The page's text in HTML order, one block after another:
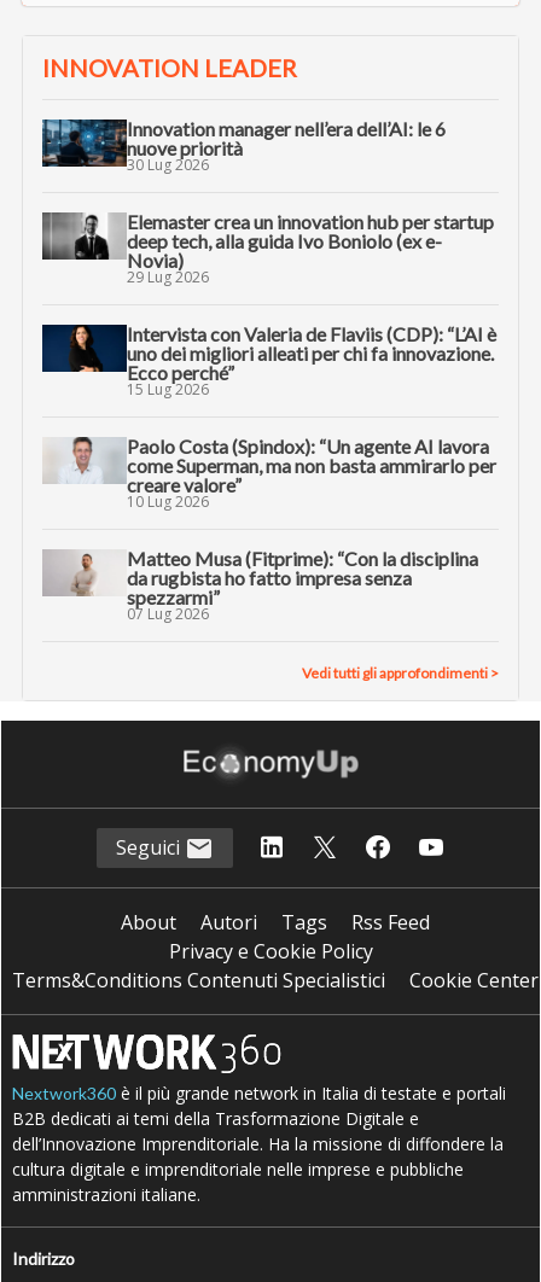
INNOVATION LEADER
Innovation manager nell’era dell’AI: le 6
nuove priorità
30 Lug 2026
Elemaster crea un innovation hub per startup
deep tech, alla guida Ivo Boniolo (ex e-
Novia)
29 Lug 2026
Intervista con Valeria de Flaviis (CDP): “L’AI è
uno dei migliori alleati per chi fa innovazione.
Ecco perché”
15 Lug 2026
Paolo Costa (Spindox): “Un agente AI lavora
come Superman, ma non basta ammirarlo per
creare valore”
10 Lug 2026
Matteo Musa (Fitprime): “Con la disciplina
da rugbista ho fatto impresa senza
spezzarmi”
07 Lug 2026
Vedi tutti gli approfondimenti >
Seguici
About Autori Tags
Rss Feed
Privacy e Cookie Policy
Terms&Conditions Contenuti Specialistici
Cookie Center
Nextwork360 è il più grande network in Italia di testate e portali
B2B dedicati ai temi della Trasformazione Digitale e
dell’Innovazione Imprenditoriale. Ha la missione di diffondere la
cultura digitale e imprenditoriale nelle imprese e pubbliche
amministrazioni italiane.
Indirizzo